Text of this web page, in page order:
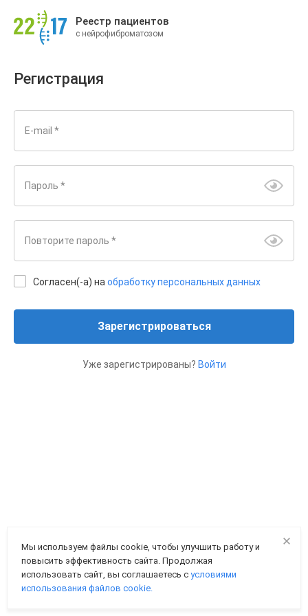
Реестр пациентов
с нейрофиброматозом
Регистрация
E-mail *
Пароль *
Повторите пароль *
Согласен(-а) на обработку персональных данных
Зарегистрироваться
Уже зарегистрированы? Войти
Мы используем файлы cookie, чтобы улучшить работу и
повысить эффективность сайта. Продолжая
использовать сайт, вы соглашаетесь с условиями
использования файлов cookie.